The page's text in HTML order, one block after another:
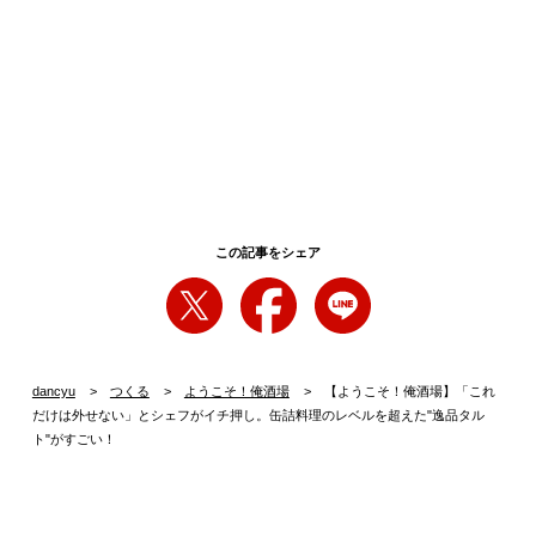
この記事をシェア
dancyu つくる ようこそ！俺酒場
【ようこそ！俺酒場】「これ
だけは外せない」とシェフがイチ押し。缶詰料理のレベルを超えた"逸品タル
ト"がすごい！